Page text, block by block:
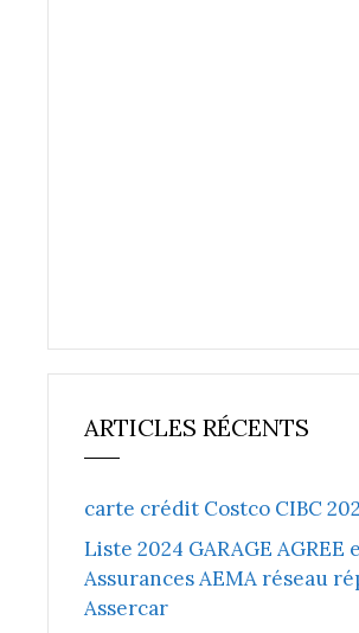
ARTICLES RÉCENTS
carte crédit Costco CIBC
Liste 2024 GARAGE AGREE
Assurances AEMA réseau
Assercar